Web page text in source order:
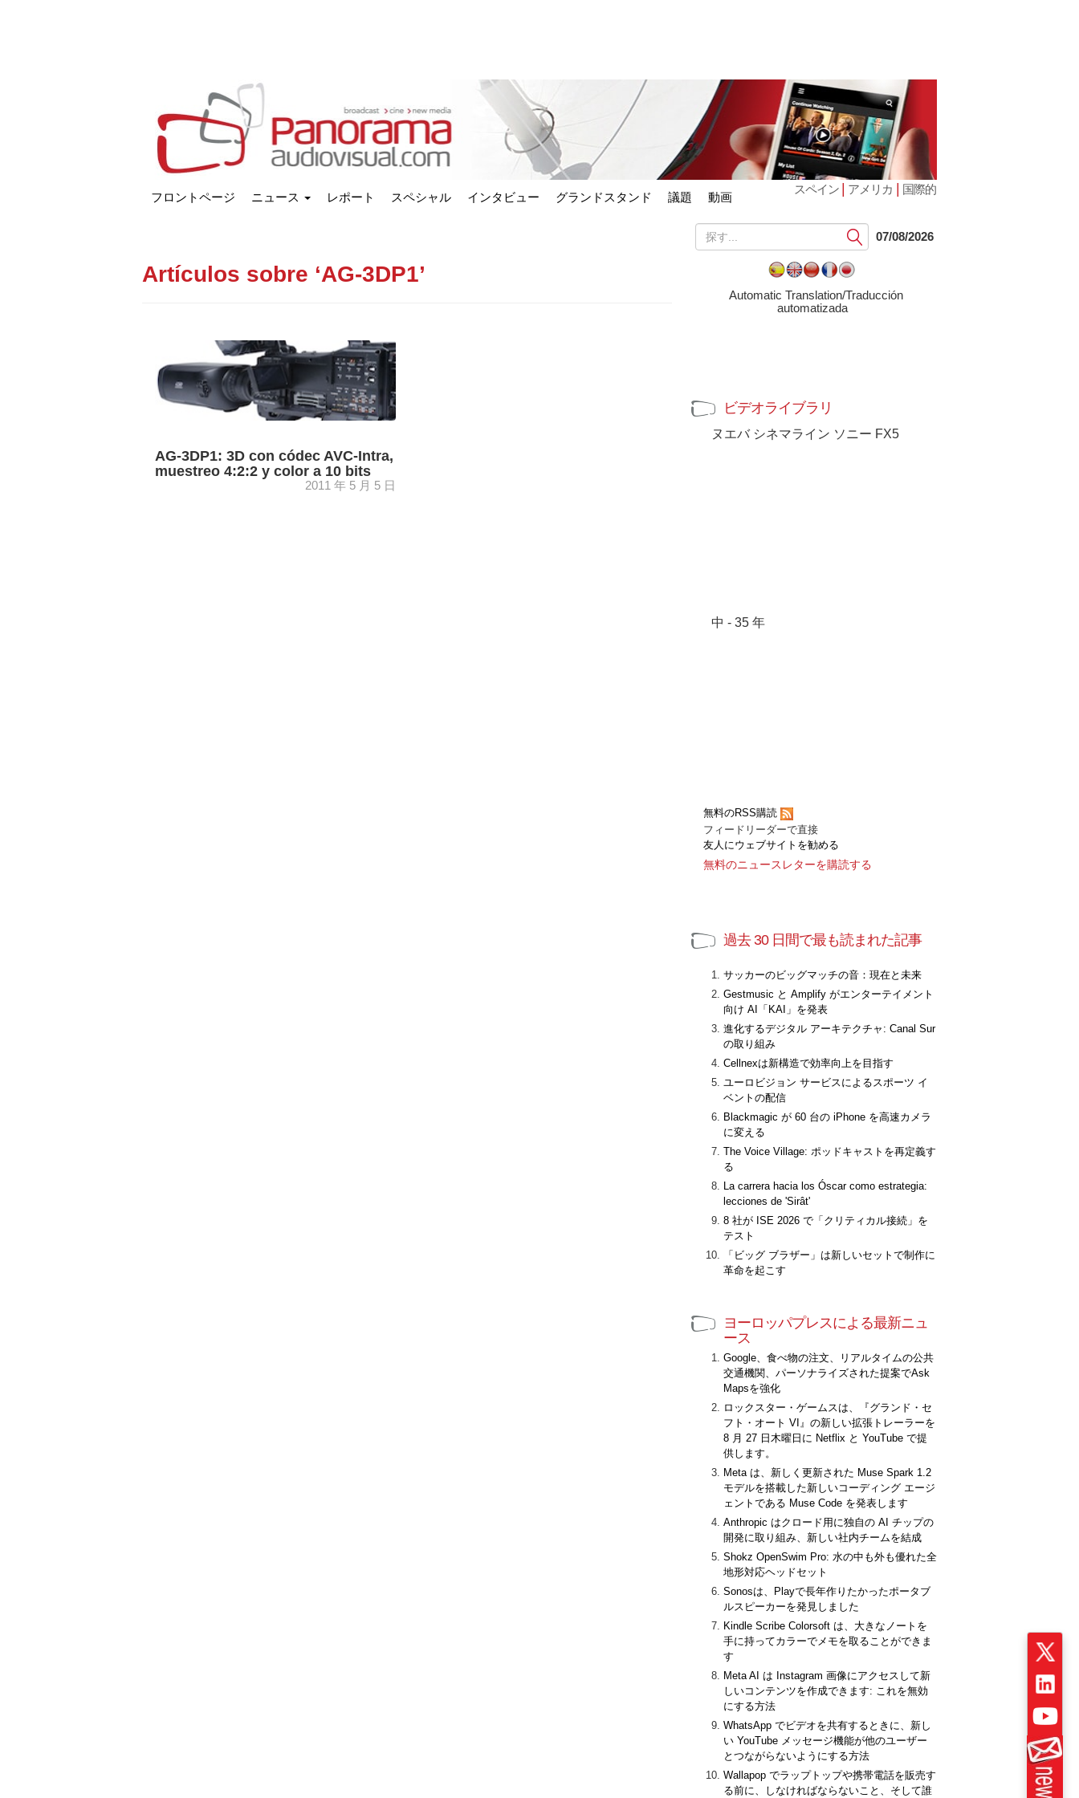
フロントページ ニュース レポート スペシャル インタビュー グランドスタンド 議題 動画
スペイン | アメリカ | 国際的
Artículos sobre ‘AG-3DP1’
AG-3DP1: 3D con códec AVC-Intra,
muestreo 4:2:2 y color a 10 bits
2011 年 5 月 5 日
提
出
る
07/08/2026
Automatic Translation/Traducción
automatizada
ビデオライブラリ
ヌエバ シネマライン ソニー FX5
中 - 35 年
無料のRSS購読
フィードリーダーで直接
友人にウェブサイトを勧める
無料のニュースレターを購読する
過去 30 日間で最も読まれた記事
サッカーのビッグマッチの音：現在と未来
Gestmusic と Amplify がエンターテイメント
向け AI「KAI」を発表
進化するデジタル アーキテクチャ: Canal Sur
の取り組み
Cellnexは新構造で効率向上を目指す
ユーロビジョン サービスによるスポーツ イ
ベントの配信
Blackmagic が 60 台の iPhone を高速カメラ
に変える
The Voice Village: ポッドキャストを再定義す
る
La carrera hacia los Óscar como estrategia:
lecciones de 'Sirât'
8 社が ISE 2026 で「クリティカル接続」を
テスト
「ビッグ ブラザー」は新しいセットで制作に
革命を起こす
ヨーロッパプレスによる最新ニュ
ース
Google、食べ物の注文、リアルタイムの公共
交通機関、パーソナライズされた提案でAsk
Mapsを強化
ロックスター・ゲームスは、『グランド・セ
フト・オート VI』の新しい拡張トレーラーを
8 月 27 日木曜日に Netflix と YouTube で提
供します。
Meta は、新しく更新された Muse Spark 1.2
モデルを搭載した新しいコーディング エージ
ェントである Muse Code を発表します
Anthropic はクロード用に独自の AI チップの
開発に取り組み、新しい社内チームを結成
Shokz OpenSwim Pro: 水の中も外も優れた全
地形対応ヘッドセット
Sonosは、Playで長年作りたかったポータブ
ルスピーカーを発見しました
Kindle Scribe Colorsoft は、大きなノートを
手に持ってカラーでメモを取ることができま
す
Meta AI は Instagram 画像にアクセスして新
しいコンテンツを作成できます: これを無効
にする方法
WhatsApp でビデオを共有するときに、新し
い YouTube メッセージ機能が他のユーザー
とつながらないようにする方法
Wallapop でラップトップや携帯電話を販売す
る前に、しなければならないこと、そして誰